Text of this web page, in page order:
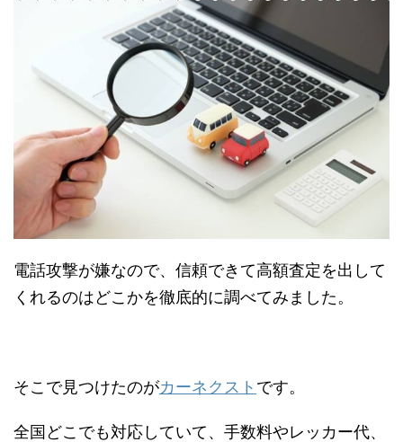
電話攻撃が嫌なので、信頼できて高額査定を出して
くれるのはどこかを徹底的に調べてみました。
そこで見つけたのがカーネクスト です。
全国どこでも対応していて、手数料やレッカー代、